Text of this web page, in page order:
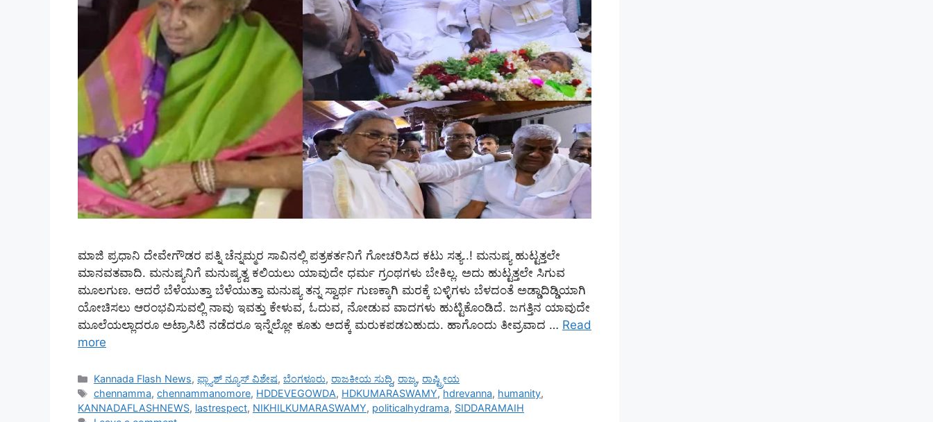
ಮಾಜಿ ಪ್ರಧಾನಿ ದೇವೇಗೌಡರ ಪತ್ನಿ ಚೆನ್ನಮ್ಮರ ಸಾವಿನಲ್ಲಿ ಪತ್ರಕರ್ತನಿಗೆ ಗೋಚರಿಸಿದ ಕಟು ಸತ್ಯ..! ಮನುಷ್ಯ ಹುಟ್ಟತ್ತಲೇ
ಮಾನವತವಾದಿ. ಮನುಷ್ಯನಿಗೆ ಮನುಷ್ಯತ್ವ ಕಲಿಯಲು ಯಾವುದೇ ಧರ್ಮ ಗ್ರಂಥಗಳು ಬೇಕಿಲ್ಲ. ಅದು ಹುಟ್ಟತ್ತಲೇ ಸಿಗುವ
ಮೂಲಗುಣ. ಆದರೆ ಬೆಳೆಯುತ್ತಾ ಬೆಳೆಯುತ್ತಾ ಮನುಷ್ಯ ತನ್ನ ಸ್ವಾರ್ಥ ಗುಣಕ್ಕಾಗಿ ಮರಕ್ಕೆ ಬಳ್ಳಿಗಳು ಬೆಳದಂತೆ ಅಡ್ಡಾದಿಡ್ಡಿಯಾಗಿ
ಯೋಚಿಸಲು ಆರಂಭವಿಸುವಲ್ಲಿ ನಾವು ಇವತ್ತು ಕೇಳುವ, ಓದುವ, ನೋಡುವ ವಾದಗಳು ಹುಟ್ಟಿಕೊಂಡಿದೆ. ಜಗತ್ತಿನ ಯಾವುದೇ
ಮೂಲೆಯಲ್ಲಾದರೂ ಅಟ್ರಾಸಿಟಿ ನಡೆದರೂ ಇನ್ನೆಲ್ಲೋ ಕೂತು ಅದಕ್ಕೆ ಮರುಕಪಡಬಹುದು. ಹಾಗೊಂದು ತೀವ್ರವಾದ … Read
more
Categories
Kannada Flash News,ಫ್ಲ್ಯಾಶ್ ನ್ಯೂಸ್ ವಿಶೇಷ,ಬೆಂಗಳೂರು,ರಾಜಕೀಯ ಸುದ್ದಿ,ರಾಜ್ಯ,ರಾಷ್ಟ್ರೀಯ
Tags
chennamma,chennammanomore, HDDEVEGOWDA, HDKUMARASWAMY, hdrevanna, humanity,
KANNADAFLASHNEWS, lastrespect, NIKHILKUMARASWAMY, politicalhydrama, SIDDARAMAIH